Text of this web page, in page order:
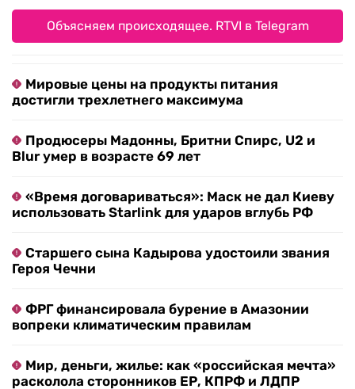
Объясняем происходящее. RTVI в Telegram
Мировые цены на продукты питания
достигли трехлетнего максимума
Продюсеры Мадонны, Бритни Спирс, U2 и
Blur умер в возрасте 69 лет
«Время договариваться»: Маск не дал Киеву
использовать Starlink для ударов вглубь РФ
Старшего сына Кадырова удостоили звания
Героя Чечни
ФРГ финансировала бурение в Амазонии
вопреки климатическим правилам
Мир, деньги, жилье: как «российская мечта»
расколола сторонников ЕР, КПРФ и ЛДПР